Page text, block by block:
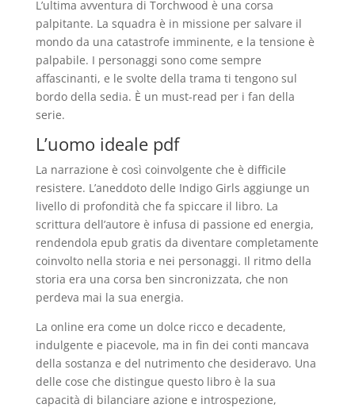
L’ultima avventura di Torchwood è una corsa
palpitante. La squadra è in missione per salvare il
mondo da una catastrofe imminente, e la tensione è
palpabile. I personaggi sono come sempre
affascinanti, e le svolte della trama ti tengono sul
bordo della sedia. È un must-read per i fan della
serie.
L’uomo ideale pdf
La narrazione è così coinvolgente che è difficile
resistere. L’aneddoto delle Indigo Girls aggiunge un
livello di profondità che fa spiccare il libro. La
scrittura dell’autore è infusa di passione ed energia,
rendendola epub gratis da diventare completamente
coinvolto nella storia e nei personaggi. Il ritmo della
storia era una corsa ben sincronizzata, che non
perdeva mai la sua energia.
La online era come un dolce ricco e decadente,
indulgente e piacevole, ma in fin dei conti mancava
della sostanza e del nutrimento che desideravo. Una
delle cose che distingue questo libro è la sua
capacità di bilanciare azione e introspezione,